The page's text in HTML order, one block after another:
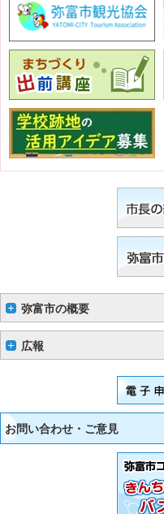
（7月31日）
更新
2027年版愛知県手帳・
中（7月31日）
新規 かんがるーかふぇを開
弥富市の概要
広報
お問い合わせ・ご意見